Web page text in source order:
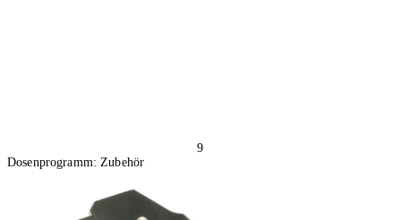
9
Dosenprogramm: Zubehör